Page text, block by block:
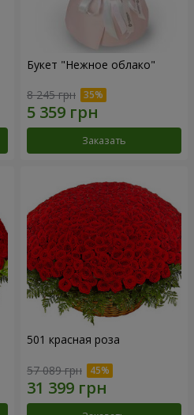
Букет "Нежное облако"
8 245 грн
Заказать
501 красная роза
57 089 грн